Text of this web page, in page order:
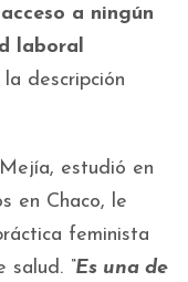
a ningún
laboral
descripción
estudió en
en Chaco, le
feminista
salud. “Es una de